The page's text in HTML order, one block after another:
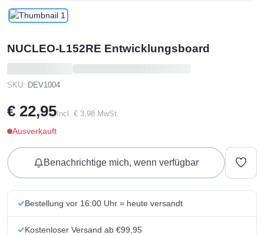
NUCLEO-L152RE Entwicklungsboard
SKU: DEV1004
€ 22,95 Incl. € 3,98 MwSt.
Ausverkauft
Benachrichtige mich, wenn verfügbar
Bestellung vor 16:00 Uhr = heute versandt
Kostenloser Versand ab €99,95